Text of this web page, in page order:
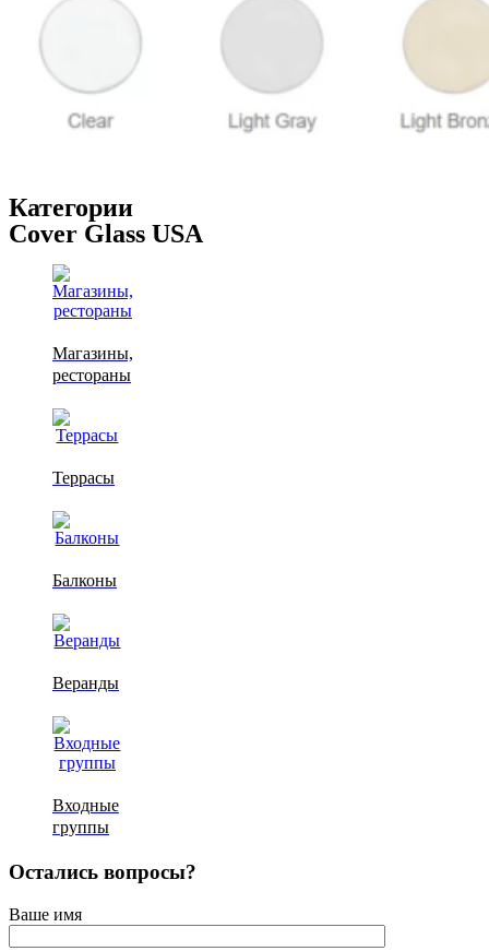
Категории
Cover Glass USA
Магазины,
рестораны
Террасы
Балконы
Веранды
Входные
группы
Остались вопросы?
Ваше имя